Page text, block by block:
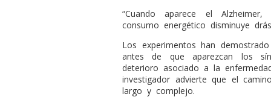
“Cuando aparece el
consumo energético disminuye
Los experimentos han
antes de que aparezcan los
deterioro asociado a la
investigador advierte que el
largo y complejo.